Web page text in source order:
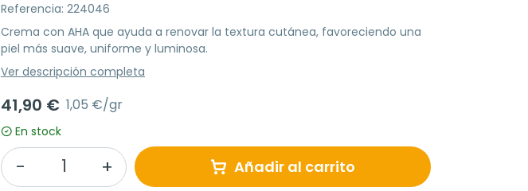
Referencia: 224046
Crema con AHA que ayuda a renovar la textura cutánea, favoreciendo una
piel más suave, uniforme y luminosa.
Ver descripción completa
41,90 € 1,05 €/gr
En stock
Añadir al carrito